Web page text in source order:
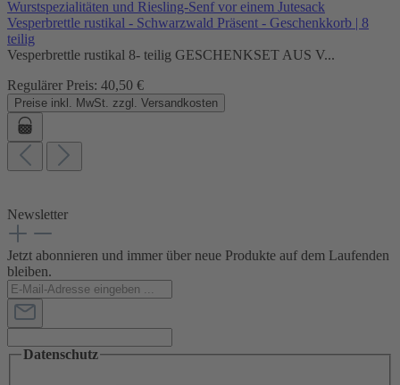
Vesperbrettle rustikal - Schwarzwald Präsent - Geschenkkorb | 8
teilig
Vesperbrettle rustikal 8- teilig GESCHENKSET AUS V...
Regulärer Preis: 40,50 €
Preise inkl. MwSt. zzgl. Versandkosten
Newsletter
Jetzt abonnieren und immer über neue Produkte auf dem Laufenden
bleiben.
Datenschutz